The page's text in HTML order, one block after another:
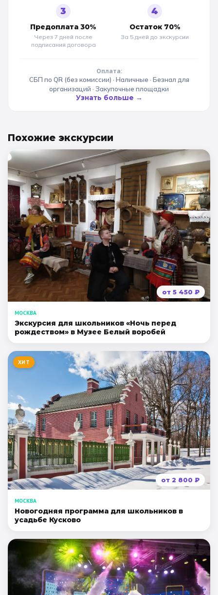
3
Предоплата 30%
Через 7 дней после
подписания договора
4
Остаток 70%
За 5 дней до экскурсии
Оплата:
СБП по QR (без комиссии) · Наличные · Безнал для
организаций · Закупочные площадки
Узнать больше →
Похожие экскурсии
от 5 450 ₽
МОСКВА
Экскурсия для школьников «Ночь перед
рождеством» в Музее Белый воробей
ХИТ
от 2 800 ₽
МОСКВА
Новогодняя программа для школьников в
усадьбе Кусково